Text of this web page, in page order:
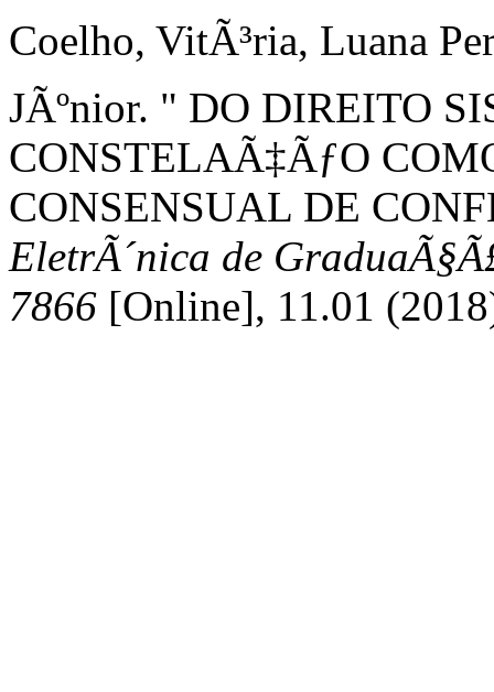
Coelho, VitÃ³ria, Luana
JÃºnior. " DO DIREITO
CONSTELAÃ‡ÃƒO
CONSENSUAL DE
EletrÃ´nica de
7866 [Online], 11.01